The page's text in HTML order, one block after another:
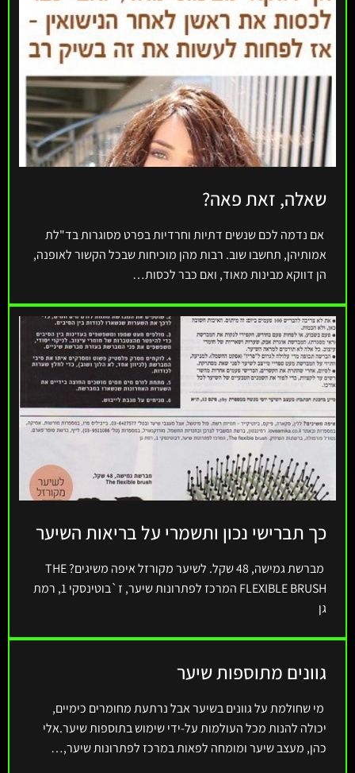
שאלה, זאת פאה?
אם נדמה לכם שנשים דתיות וחרדיות בפרט מסוגרות בד"לת
אמותיהן, תחשבו שוב. רבות מהן מוכיחות שבכל הקשור לאופנה,
הן דווקא מבינות מאוד, ואם כבר לכסות…
כך תברישי נכון ותשמרי על בריאות השיער
מברשת גמישה, 48 שקל. לשיער מקורזל איפה משיגים? THE
FLEXIBLE BRUSH המרכז לפתרונות שיער, ז`בוטינסקי 1, רמת
גן
גוונים מתוספות שיער
מי שחולמת על גוונים בשיער אבל נרתעת מחומרים כימיים,
יכולה להנות מכל העולמות על-ידי שימוש בתוספות שיער.אלי
כהן, מעצב שיער ומומחה לפאות במרכז לפתרונות שיער,…